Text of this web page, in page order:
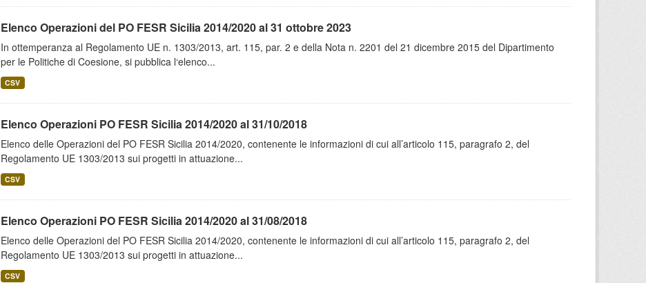
Elenco Operazioni del PO FESR Sicilia 2014/2020 al 31 ottobre 2023
In ottemperanza al Regolamento UE n. 1303/2013, art. 115, par. 2 e della Nota n. 2201 del 21 dicembre 2015 del Dipartimento
per le Politiche di Coesione, si pubblica l‘elenco...
CSV
Elenco Operazioni PO FESR Sicilia 2014/2020 al 31/10/2018
Elenco delle Operazioni del PO FESR Sicilia 2014/2020, contenente le informazioni di cui all’articolo 115, paragrafo 2, del
Regolamento UE 1303/2013 sui progetti in attuazione...
CSV
Elenco Operazioni PO FESR Sicilia 2014/2020 al 31/08/2018
Elenco delle Operazioni del PO FESR Sicilia 2014/2020, contenente le informazioni di cui all’articolo 115, paragrafo 2, del
Regolamento UE 1303/2013 sui progetti in attuazione...
CSV